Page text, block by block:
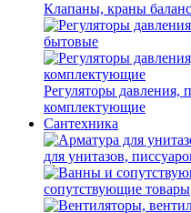
Клапаны, краны
бытовые
Регуляторы давления,
комплектующие
Сантехника
для унитазов,
сопутствующие товары